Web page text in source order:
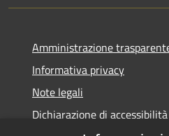
Amministrazione
Informativa privacy
Note legali
Dichiarazione di accessibilità